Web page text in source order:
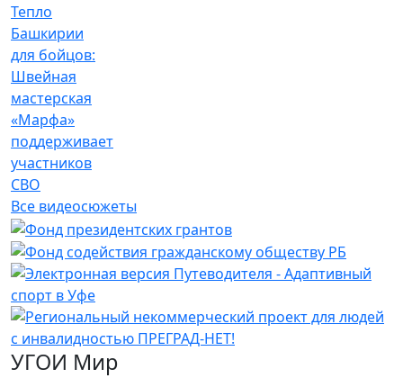
Тепло
Башкирии
для бойцов:
Швейная
мастерская
«Марфа»
поддерживает
участников
СВО
Все видеосюжеты
УГОИ Мир